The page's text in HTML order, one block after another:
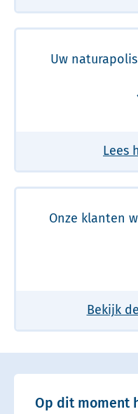
Uw
Lees
Onze klanten
Bekijk
Op dit moment